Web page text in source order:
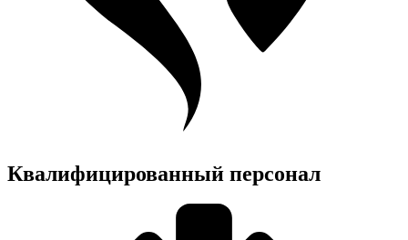
Квалифицированный персонал